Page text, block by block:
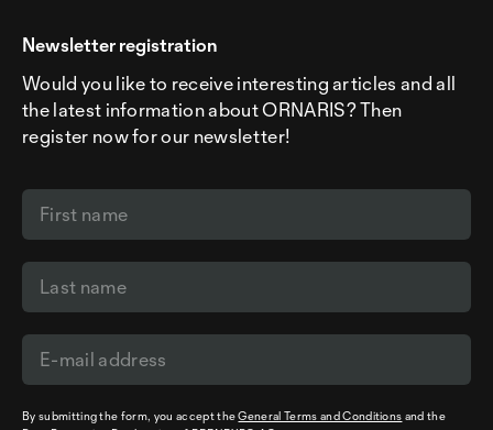
Newsletter registration
Would you like to receive interesting articles and all
the latest information about ORNARIS? Then
register now for our newsletter!
By submitting the form, you accept theGeneral Terms and Conditions and the